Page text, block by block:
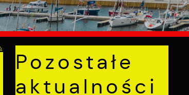
POPRZEDNI NASTĘPNY
Pozostałe
aktualności